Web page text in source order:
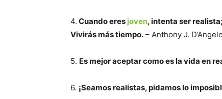
4. Cuando eres joven, intenta ser
Vivirás más tiempo. – Anthony J. D’Angelo
5. Es mejor aceptar como es la vida en
6. ¡Seamos realistas, pidamos lo